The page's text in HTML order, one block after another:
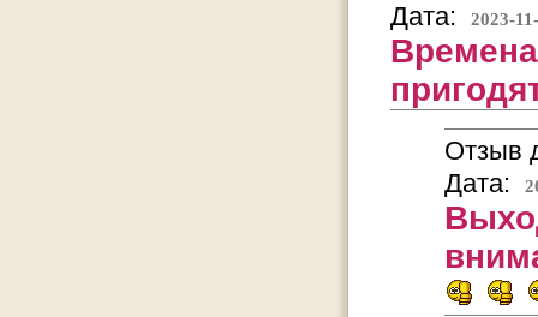
Дата:
2023-
Отзыв
Дата: